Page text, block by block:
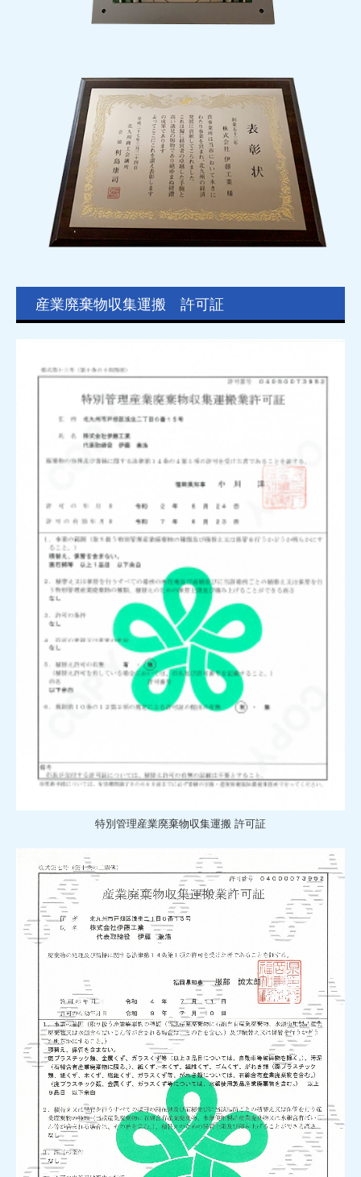
産業廃棄物収集運搬 許可証
特別管理産業廃棄物収集運搬 許可証